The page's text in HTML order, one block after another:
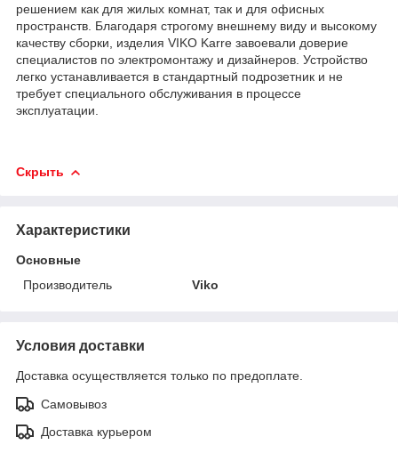
решением как для жилых комнат, так и для офисных
пространств. Благодаря строгому внешнему виду и высокому
качеству сборки, изделия VIKO Karre завоевали доверие
специалистов по электромонтажу и дизайнеров. Устройство
легко устанавливается в стандартный подрозетник и не
требует специального обслуживания в процессе
эксплуатации.
Скрыть
Характеристики
Основные
Производитель
Viko
Условия доставки
Доставка осуществляется только по предоплате.
Самовывоз
Доставка курьером